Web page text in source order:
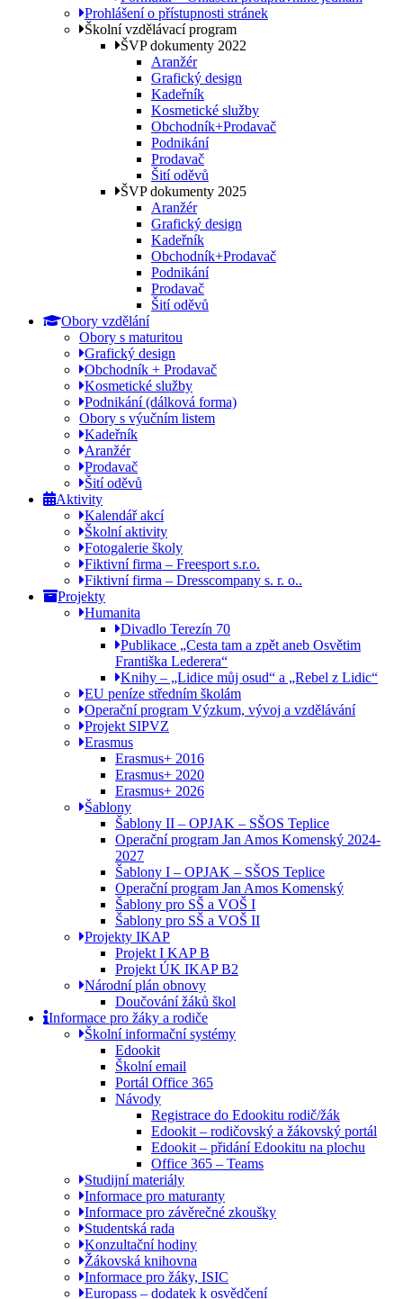
Prohlášení o přístupnosti stránek
Školní vzdělávací program
ŠVP dokumenty 2022
Aranžér
Grafický design
Kadeřník
Kosmetické služby
Obchodník+Prodavač
Podnikání
Prodavač
Šití oděvů
ŠVP dokumenty 2025
Aranžér
Grafický design
Kadeřník
Obchodník+Prodavač
Podnikání
Prodavač
Šití oděvů
Obory vzdělání
Obory s maturitou
Grafický design
Obchodník + Prodavač
Kosmetické služby
Podnikání (dálková forma)
Obory s výučním listem
Kadeřník
Aranžér
Prodavač
Šití oděvů
Aktivity
Kalendář akcí
Školní aktivity
Fotogalerie školy
Fiktivní firma – Freesport s.r.o.
Fiktivní firma – Dresscompany s. r. o..
Projekty
Humanita
Divadlo Terezín 70
Publikace „Cesta tam a zpět aneb Osvětim
Františka Lederera“
Knihy – „Lidice můj osud“ a „Rebel z Lidic“
EU peníze středním školám
Operační program Výzkum, vývoj a vzdělávání
Projekt SIPVZ
Erasmus
Erasmus+ 2016
Erasmus+ 2020
Erasmus+ 2026
Šablony
Šablony II – OPJAK – SŠOS Teplice
Operační program Jan Amos Komenský 2024-
2027
Šablony I – OPJAK – SŠOS Teplice
Operační program Jan Amos Komenský
Šablony pro SŠ a VOŠ I
Šablony pro SŠ a VOŠ II
Projekty IKAP
Projekt I KAP B
Projekt ÚK IKAP B2
Národní plán obnovy
Doučování žáků škol
Informace pro žáky a rodiče
Školní informační systémy
Edookit
Školní email
Portál Office 365
Návody
Registrace do Edookitu rodič/žák
Edookit – rodičovský a žákovský portál
Edookit – přidání Edookitu na plochu
Office 365 – Teams
Studijní materiály
Informace pro maturanty
Informace pro závěrečné zkoušky
Studentská rada
Konzultační hodiny
Žákovská knihovna
Informace pro žáky, ISIC
Europass – dodatek k osvědčení